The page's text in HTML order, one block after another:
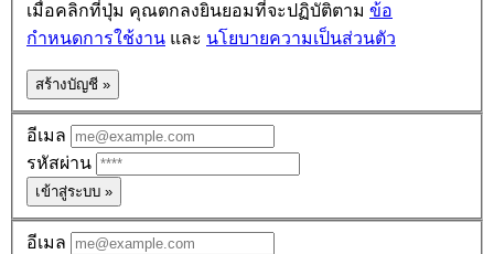
เมื่อคลิกที่ปุ่ม คุณตกลงยินยอมที่จะปฏิบัติตาม ข้อ
กำหนดการใช้งาน และ นโยบายความเป็นส่วนตัว
สร้างบัญชี »
อีเมล
รหัสผ่าน
เข้าสู่ระบบ »
อีเมล